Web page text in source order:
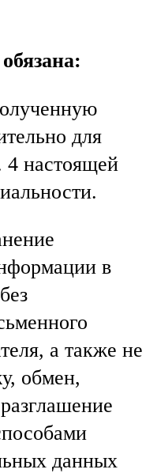
для
4 настоящей
в
а также не
обмен,
данных